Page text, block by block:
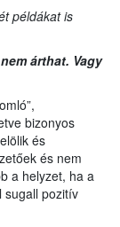
példákat is
árthat. Vagy
bizonyos
és
és nem
a helyzet, ha a
sugall pozitív